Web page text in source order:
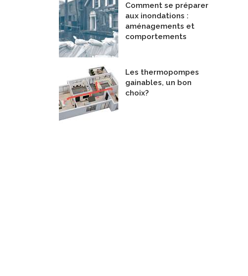
Comment se préparer
aux inondations :
aménagements et
comportements
Les thermopompes
gainables, un bon
choix?